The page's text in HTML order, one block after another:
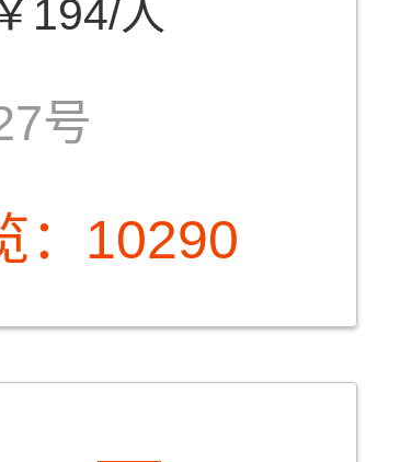
194/人
号
：10290